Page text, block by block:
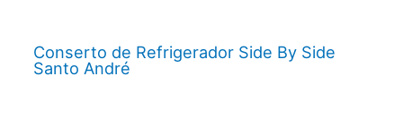
Conserto de Refrigerador Side By Side
Santo André